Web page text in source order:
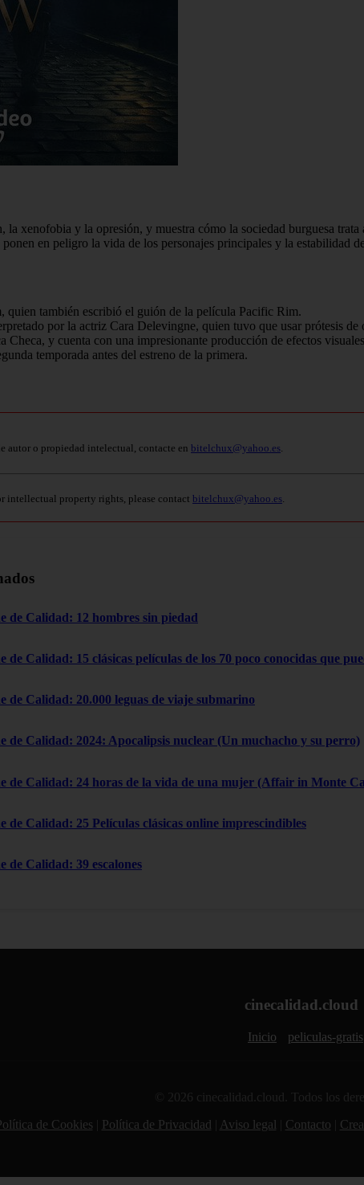
xenofobia y la opresión, y muestra cómo la sociedad burguesa
en peligro la vida de los personajes principales y la estabilidad
quien también escribió el guión de la película Pacific Rim.
por la actriz Cara Delevingne, quien tuvo que usar prótesis de
Checa, y cuenta con una impresionante producción de efectos
temporada antes del estreno de la primera.
autor o propiedad intelectual, contacte en bitelchux@yahoo.es.
property rights, please contact bitelchux@yahoo.es.
de Calidad: 12 hombres sin piedad
de Calidad: 15 clásicas películas de los 70 poco conocidas que
de Calidad: 20.000 leguas de viaje submarino
de Calidad: 2024: Apocalipsis nuclear (Un muchacho y su perro)
de Calidad: 24 horas de la vida de una mujer (Affair in Monte
de Calidad: 25 Películas clásicas online imprescindibles
de Calidad: 39 escalones
cinecalidad.cloud
Inicio peliculas-gratis
© 2026 cinecalidad.cloud. Todos los
de Cookies Política de Privacidad Aviso legal Contacto